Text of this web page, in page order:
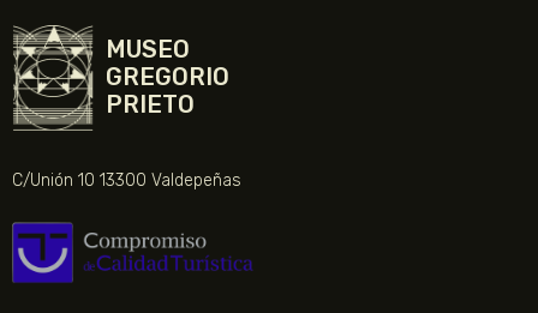
MUSEO
GREGORIO
PRIETO
C/Unión 10 13300 Valdepeñas